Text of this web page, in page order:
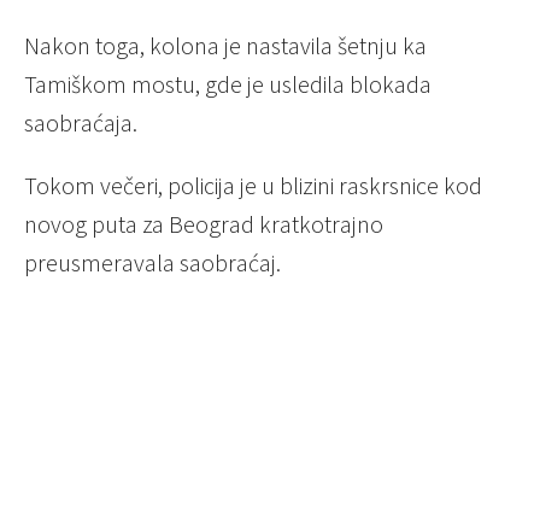
Nakon toga, kolona je nastavila šetnju ka
Tamiškom mostu, gde je usledila blokada
saobraćaja.
Tokom večeri, policija je u blizini raskrsnice kod
novog puta za Beograd kratkotrajno
preusmeravala saobraćaj.